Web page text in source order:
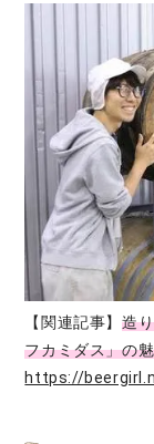
【関連記事】 造
フカミダス」の
https://